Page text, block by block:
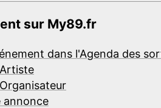
sur My89.fr
dans l'Agenda des
annonce